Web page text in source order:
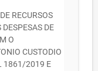
RECURSOS
DE
O
CUSTODIO
1861/2019 E